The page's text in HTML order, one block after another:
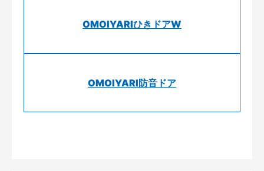
OMOIYARIひきドアW
OMOIYARI防音ドア